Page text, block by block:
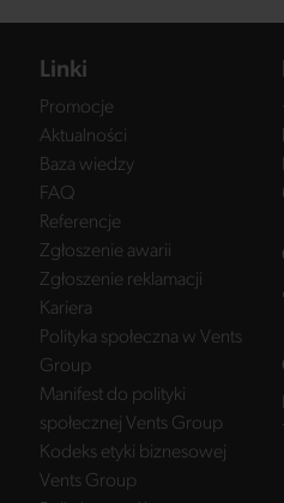
Linki
Promocje
Aktualności
Baza wiedzy
FAQ
Referencje
Zgłoszenie awarii
Zgłoszenie reklamacji
Kariera
Polityka społeczna w Vents
Group
Manifest do polityki
społecznej Vents Group
Kodeks etyki biznesowej
Vents Group